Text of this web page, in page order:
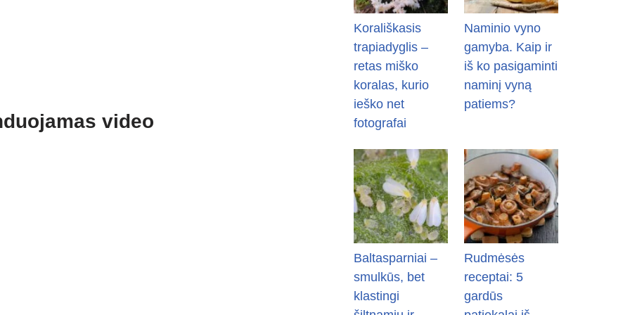
video
Korališkasis
trapiadyglis –
retas miško
koralas, kurio
ieško net
fotografai
Naminio vyno
gamyba. Kaip ir
iš ko pasigaminti
naminį vyną
patiems?
Baltasparniai –
smulkūs, bet
klastingi
Rudmėsės
receptai: 5
gardūs